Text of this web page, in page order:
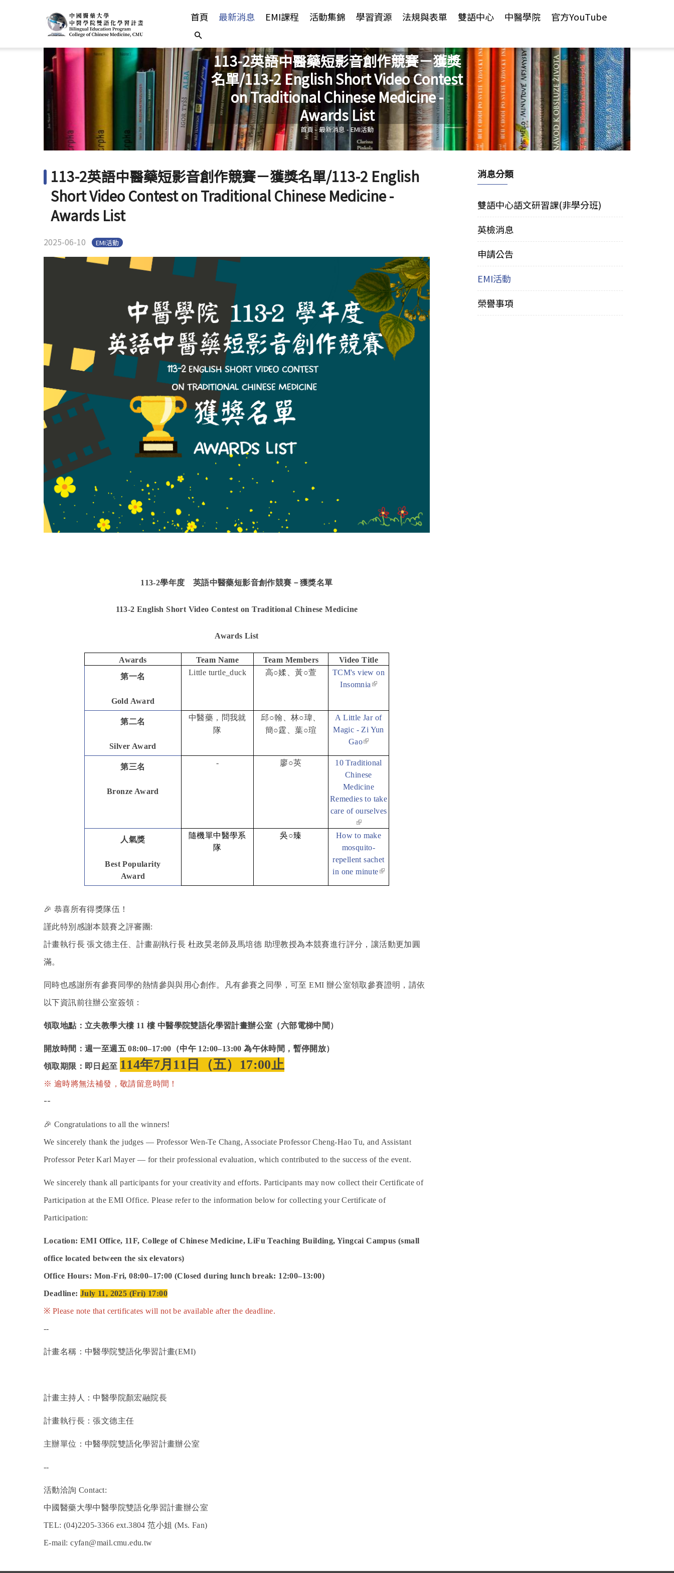
首頁 最新消息 EMI課程 活動集錦 學習資源 法規與表單 雙語中心 中醫學院 官方YouTube
113-2英語中醫藥短影音創作競賽－獲獎
名單/113-2 English Short Video Contest
on Traditional Chinese Medicine -
Awards List
您在這裡
首頁 -最新消息 - EMI活動
113-2英語中醫藥短影音創作競賽－獲獎名單/113-2 English
Short Video Contest on Traditional Chinese Medicine -
Awards List
2025-06-10 EMI活動
113-2學年度 英語中醫藥短影音創作競賽－獲獎名單
113-2 English Short Video Contest on Traditional Chinese Medicine
Awards List
Awards Team Name Team Members
Video Title
第一名
Gold Award
Little turtle_duck 高○媃、黃○萱
TCM's view on
Insomnia
第二名
Silver Award
中醫藥，問我就
隊
邱○翰、林○瑋、
簡○霆、葉○瑄
A Little Jar of
Magic - Zi Yun
Gao(link is external)
第三名
Bronze Award
- 廖○英
10 Traditional
Chinese
Medicine
Remedies to take
care of ourselves
(link is external)
人氣獎
Best Popularity
Award
隨機單中醫學系
隊
吳○臻
How to make
mosquito-
repellent sachet
in one minute
external)
🎉 恭喜所有得獎隊伍！
謹此特別感謝本競賽之評審團:
計畫執行長 張文德主任、計畫副執行長 杜政昊老師及馬培德 助理教授為本競賽進行評分，讓活動更加圓
滿。
同時也感謝所有參賽同學的熱情參與與用心創作。凡有參賽之同學，可至 EMI 辦公室領取參賽證明，請依
以下資訊前往辦公室簽領：
領取地點：立夫教學大樓 11 樓 中醫學院雙語化學習計畫辦公室（六部電梯中間）
開放時間：週一至週五 08:00–17:00（中午 12:00–13:00 為午休時間，暫停開放）
領取期限：即日起至 114年7月11日（五）17:00止
※ 逾時將無法補發，敬請留意時間！
--
🎉 Congratulations to all the winners!
We sincerely thank the judges — Professor Wen-Te Chang, Associate Professor Cheng-Hao Tu, and Assistant
Professor Peter Karl Mayer — for their professional evaluation, which contributed to the success of the event.
We sincerely thank all participants for your creativity and efforts. Participants may now collect their Certificate of
Participation at the EMI Office. Please refer to the information below for collecting your Certificate of
Participation:
Location: EMI Office, 11F, College of Chinese Medicine, LiFu Teaching Building, Yingcai Campus (small
office located between the six elevators)
Office Hours: Mon-Fri, 08:00–17:00 (Closed during lunch break: 12:00–13:00)
Deadline:July 11, 2025 (Fri) 17:00
※ Please note that certificates will not be available after the deadline.
--
計畫名稱：中醫學院雙語化學習計畫(EMI)
計畫主持人：中醫學院顏宏融院長
計畫執行長：張文德主任
主辦單位：中醫學院雙語化學習計畫辦公室
--
活動洽詢 Contact:
中國醫藥大學中醫學院雙語化學習計畫辦公室
TEL:(04)2205-3366 ext.3804范小姐 (Ms. Fan)
E-mail: cyfan@mail.cmu.edu.tw
消息分類
雙語中心語文研習課(非學分班)
英檢消息
申請公告
EMI活動
榮譽事項